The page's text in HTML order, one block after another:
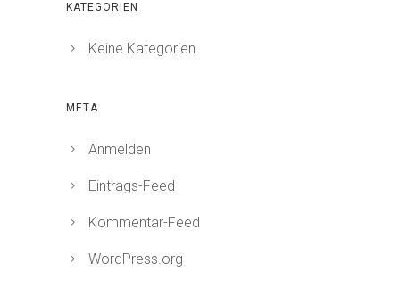
KATEGORIEN
Keine Kategorien
META
Anmelden
Eintrags-Feed
Kommentar-Feed
WordPress.org